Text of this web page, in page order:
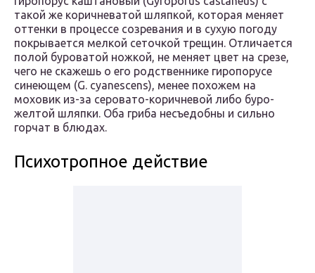
такой же коричневатой шляпкой, которая меняет
оттенки в процессе созревания и в сухую погоду
покрывается мелкой сеточкой трещин. Отличается
полой буроватой ножкой, не меняет цвет на срезе,
чего не скажешь о его родственнике гиропорусе
синеющем (G. cyanescens), менее похожем на
моховик из-за серовато-коричневой либо буро-
желтой шляпки. Оба гриба несъедобны и сильно
горчат в блюдах.
Психотропное действие